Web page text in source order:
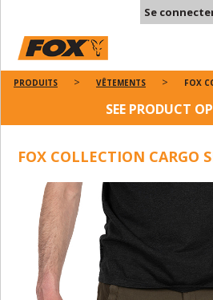
Se
PRODUITS VÊTEMENTS FOX
SEE PRODUCT
FOX COLLECTION CARGO